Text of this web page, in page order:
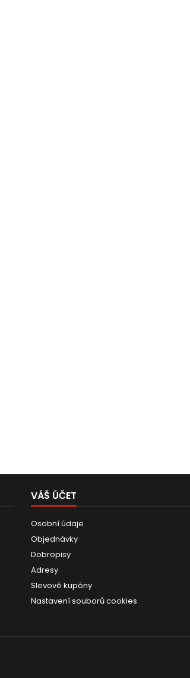
VÁŠ ÚČET
Osobní údaje
Objednávky
Dobropisy
Adresy
Slevové kupóny
Nastavení souborů cookies